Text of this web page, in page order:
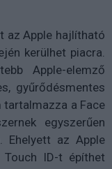
az Apple hajlítható
kerülhet piacra.
Apple-elemző
gyűrődésmentes
tartalmazza a Face
egyszerűen
Ehelyett az Apple
Touch ID-t építhet